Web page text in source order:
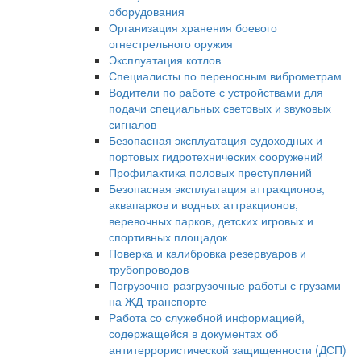
оборудования
Организация хранения боевого
огнестрельного оружия
Эксплуатация котлов
Специалисты по переносным виброметрам
Водители по работе с устройствами для
подачи специальных световых и звуковых
сигналов
Безопасная эксплуатация судоходных и
портовых гидротехнических сооружений
Профилактика половых преступлений
Безопасная эксплуатация аттракционов,
аквапарков и водных аттракционов,
веревочных парков, детских игровых и
спортивных площадок
Поверка и калибровка резервуаров и
трубопроводов
Погрузочно-разгрузочные работы с грузами
на ЖД-транспорте
Работа со служебной информацией,
содержащейся в документах об
антитеррористической защищенности (ДСП)